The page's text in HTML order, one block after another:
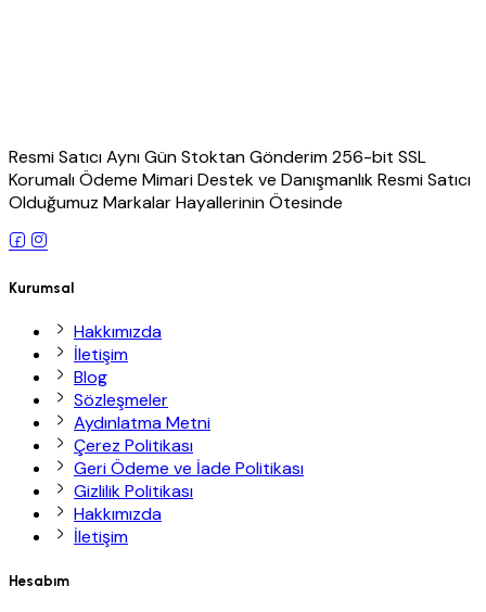
Resmi Satıcı Aynı Gün Stoktan Gönderim 256-bit SSL
Korumalı Ödeme Mimari Destek ve Danışmanlık Resmi Satıcı
Olduğumuz Markalar Hayallerinin Ötesinde
Kurumsal
Hakkımızda
İletişim
Blog
Sözleşmeler
Aydınlatma Metni
Çerez Politikası
Geri Ödeme ve İade Politikası
Gizlilik Politikası
Hakkımızda
İletişim
Hesabım